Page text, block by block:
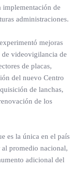
implementación de
administraciones.
mejoras
de videovigilancia de
de placas,
del nuevo Centro
de lanchas,
de los
es la única en el país
al promedio nacional,
adicional del